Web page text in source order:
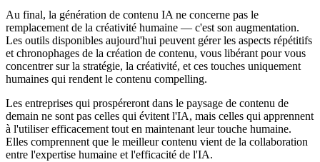
Au final, la génération de contenu IA ne concerne pas le
remplacement de la créativité humaine — c'est son augmentation.
Les outils disponibles aujourd'hui peuvent gérer les aspects répétitifs
et chronophages de la création de contenu, vous libérant pour vous
concentrer sur la stratégie, la créativité, et ces touches uniquement
humaines qui rendent le contenu compelling.
Les entreprises qui prospéreront dans le paysage de contenu de
demain ne sont pas celles qui évitent l'IA, mais celles qui apprennent
à l'utiliser efficacement tout en maintenant leur touche humaine.
Elles comprennent que le meilleur contenu vient de la collaboration
entre l'expertise humaine et l'efficacité de l'IA.